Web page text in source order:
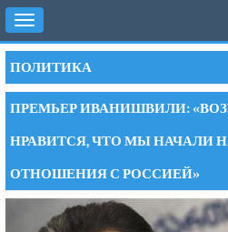
Toggle
navigation
ПОЛИТИКА
ПРЕМЬЕР ИВАНИШВИЛИ:
НРАВИТСЯ, ЧТО МЫ НАЧАЛИ
ОТНОШЕНИЯ С РОССИЕЙ»